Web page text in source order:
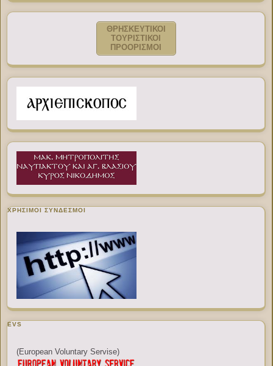
ΘΡΗΣΚΕΥΤΙΚΟΙ
ΤΟΥΡΙΣΤΙΚΟΙ
ΠΡΟΟΡΙΣΜΟΙ
ΧΡΉΣΙΜΟΙ ΣΎΝΔΕΣΜΟΙ
EVS
(European Voluntary Servise)